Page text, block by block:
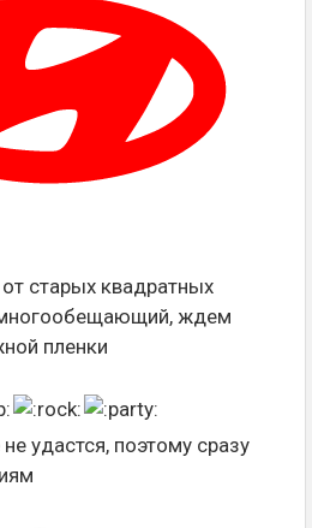
старых квадратных
ждем
пленки
удастся, поэтому сразу